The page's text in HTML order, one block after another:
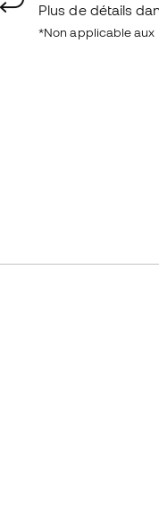
Plus de détails
*Non applicable aux